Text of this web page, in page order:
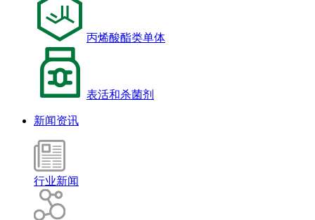
丙烯酸酯类单体
表活和杀菌剂
新闻资讯
行业新闻